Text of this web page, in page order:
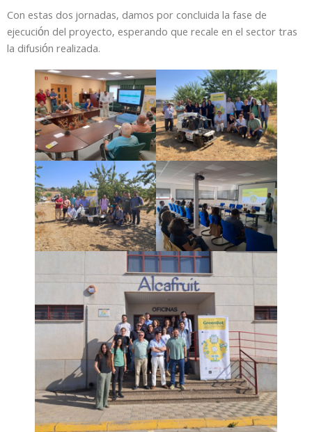
Con estas dos jornadas, damos por concluida la fase de
ejecución del proyecto, esperando que recale en el sector tras
la difusión realizada.